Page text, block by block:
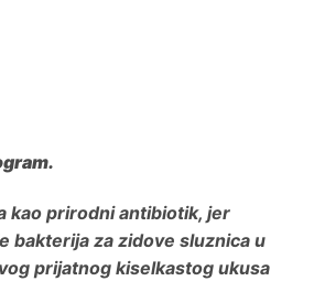
kao prirodni antibiotik, jer
bakterija za zidove sluznica u
prijatnog kiselkastog ukusa